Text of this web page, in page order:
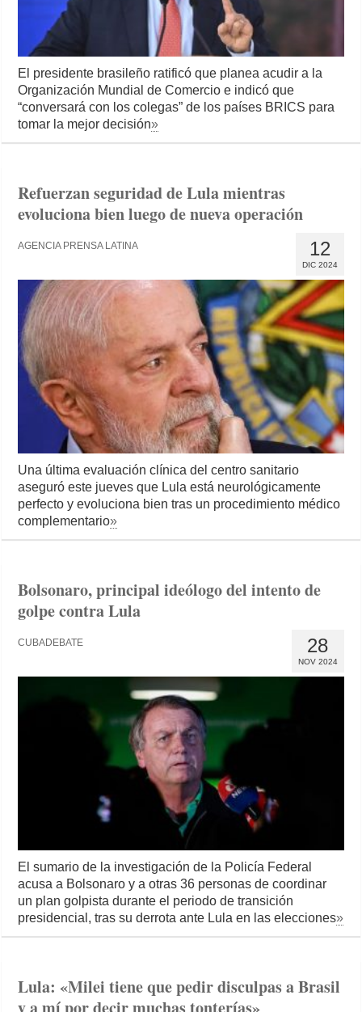
El presidente brasileño ratificó que planea acudir a la
Organización Mundial de Comercio e indicó que
“conversará con los colegas” de los países BRICS para
tomar la mejor decisión»
Refuerzan seguridad de Lula mientras
evoluciona bien luego de nueva operación
12
DIC 2024
AGENCIA PRENSA LATINA
Una última evaluación clínica del centro sanitario
aseguró este jueves que Lula está neurológicamente
perfecto y evoluciona bien tras un procedimiento médico
complementario»
Bolsonaro, principal ideólogo del intento de
golpe contra Lula
28
NOV 2024
CUBADEBATE
El sumario de la investigación de la Policía Federal
acusa a Bolsonaro y a otras 36 personas de coordinar
un plan golpista durante el periodo de transición
presidencial, tras su derrota ante Lula en las elecciones»
Lula: «Milei tiene que pedir disculpas a Brasil